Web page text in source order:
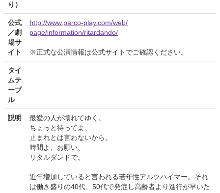
り）
公式
／劇
場サ
イト
http://www.parco-play.com/web/
page/information/ritardando/
※正式な公演情報は公式サイトでご確認ください。
タイ
ムテ
ーブ
ル
説明
最愛の人が壊れてゆく。
ちょっと待ってよ、
止まれとは言わないから。
時間よ、お願い、
リタルダンドで。
近年増加していると言われる若年性アルツハイマー。それ
は働き盛りの40代、50代で発症し高齢者より進行が早いた